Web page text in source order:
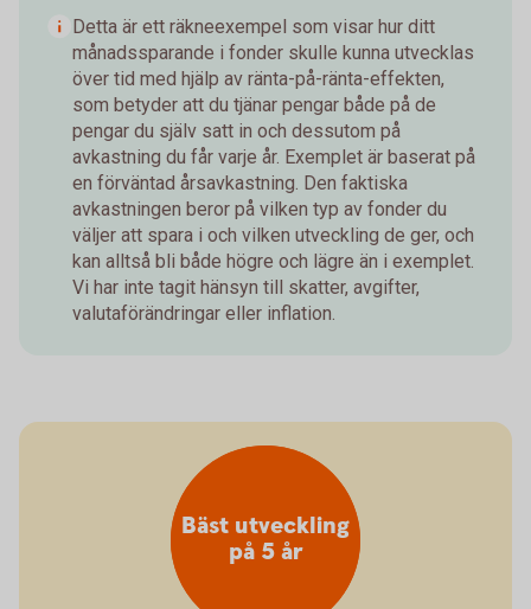
Detta är ett räkneexempel som visar hur ditt
månadssparande i fonder skulle kunna utvecklas
över tid med hjälp av ränta-på-ränta-effekten,
som betyder att du tjänar pengar både på de
pengar du själv satt in och dessutom på
avkastning du får varje år. Exemplet är baserat på
en förväntad årsavkastning. Den faktiska
avkastningen beror på vilken typ av fonder du
väljer att spara i och vilken utveckling de ger, och
kan alltså bli både högre och lägre än i exemplet.
Vi har inte tagit hänsyn till skatter, avgifter,
valutaförändringar eller inflation.
Bäst utveckling
på 5 år